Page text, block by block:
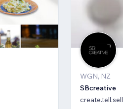
WGN, NZ
SBcreative
create.tell.sell